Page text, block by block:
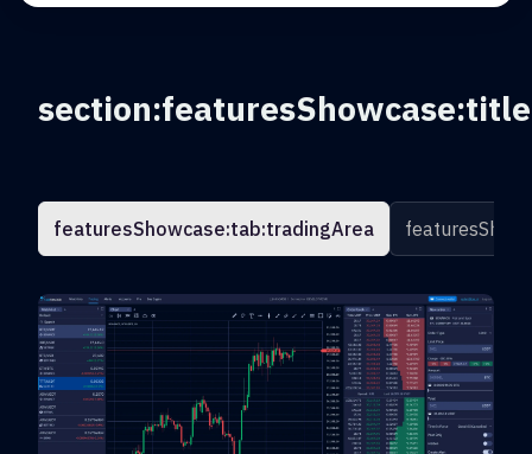
section:featuresShowcase:title
featuresShowcase:tab:tradingArea